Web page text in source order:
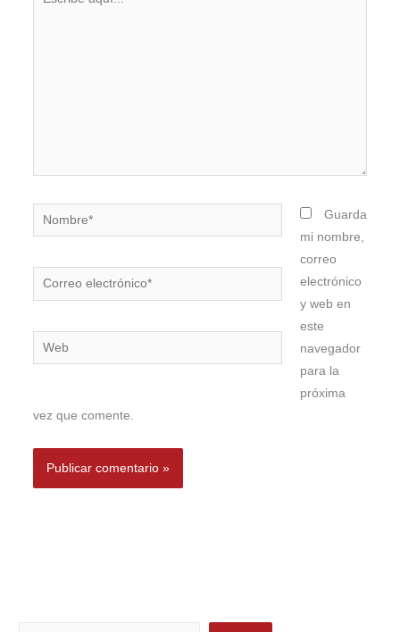
Nombre*
Correo
electrónico*
Web
Guarda
mi nombre,
correo
electrónico
y web en
este
navegador
para la
próxima
vez que comente.